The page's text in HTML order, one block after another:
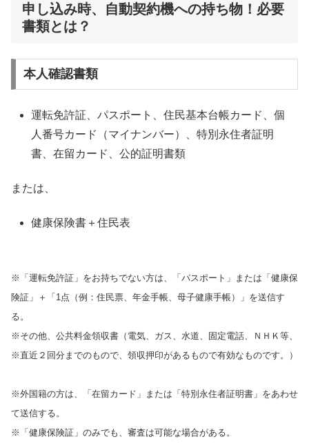
申し込み時、自動契約機への持ち物！必要
書類とは？
本人確認書類
運転免許証、パスポート、住民基本台帳カード、個
人番号カード（マイナンバー）、特別永住者証明
書、在留カード、公的証明書類
または、
健康保険書＋住民表
※「運転免許証」をお持ちでない方は、「パスポート」または「健康保
険証」＋「1点（例：住民票、年金手帳、母子健康手帳）」を送信す
る。
※その他、公共料金領収書（電気、ガス、水道、固定電話、ＮＨＫ等、
※直近２回分までのもので、領収押印があるもので有効なものです。）
※外国籍の方は、「在留カード」または「特別永住者証明書」をあわせ
て送信する。
※「健康保険証」のみでも、審査は可能な場合がある。